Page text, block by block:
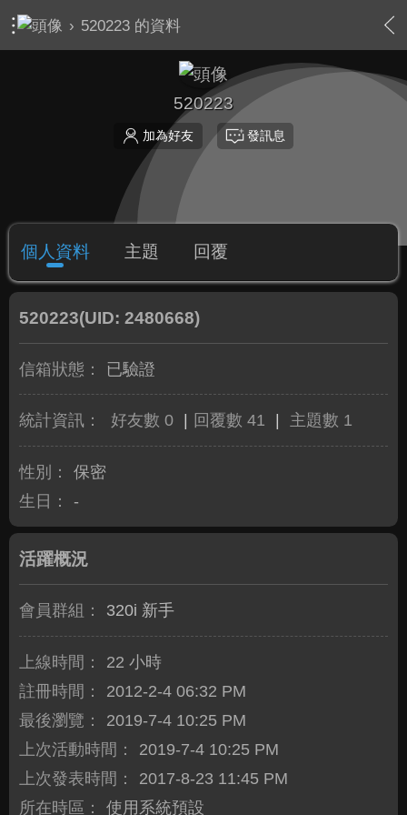
› 520223 的資料
520223
加為好友 發訊息
個人資料 主題 回覆
520223(UID: 2480668)
信箱狀態： 已驗證
統計資訊： 好友數 0 回覆數 41 主題數 1
性別：
保密
生日：
-
活躍概況
會員群組： 320i 新手
上線時間：
22 小時
註冊時間：
2012-2-4 06:32 PM
最後瀏覽：
2019-7-4 10:25 PM
上次活動時間：
2019-7-4 10:25 PM
上次發表時間：
2017-8-23 11:45 PM
所在時區：
使用系統預設